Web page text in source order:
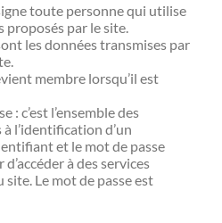
toute personne qui utilise
proposés par le site.
les données transmises par
membre lorsqu’il est
: c’est l’ensemble des
l’identification d’un
et le mot de passe
à des services
site. Le mot de passe est